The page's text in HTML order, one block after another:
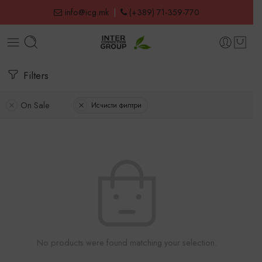
info@icg.mk | (+389) 71-359-770
Filters
On Sale Исчисти филтри
No products were found matching your selection.